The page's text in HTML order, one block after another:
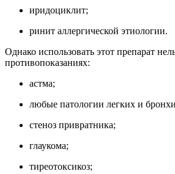
иридоциклит;
ринит аллергической этиологии.
Однако использовать этот препарат
противопоказаниях:
астма;
любые патологии легких и
стеноз привратника;
глаукома;
тиреотоксикоз;